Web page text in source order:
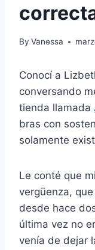
By Vanessa
Conocí a
conversando
tienda llamada
bras con
solamente
Le conté que
vergüenza,
desde hace
última vez no
venía de dejar